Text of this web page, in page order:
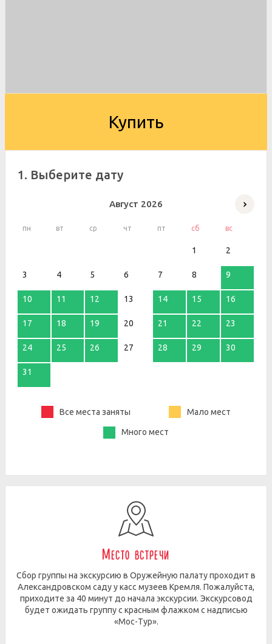
Купить
1. Выберите дату
Август 2026
пн вт ср чт пт сб вс
1 2
3 4 5 6 7 8 9
10 11 12 13 14 15 16
17 18 19 20 21 22 23
24 25 26 27 28 29 30
31
Все места заняты Мало мест
Много мест
Место встречи
Сбор группы на экскурсию в Оружейную палату проходит в
Александровском саду у касс музеев Кремля. Пожалуйста,
приходите за 40 минут до начала экскурсии. Экскурсовод
будет ожидать группу с красным флажком с надписью
«Мос-Тур».